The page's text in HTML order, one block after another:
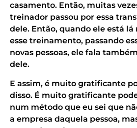
casamento. Então, muitas
treinador passou por essa
dele. Então, quando ele está lá
esse treinamento, passando
novas pessoas, ele fala
dele.
E assim, é muito gratificante
disso. É muito gratificante
num método que eu sei que
a empresa daquela pessoa,